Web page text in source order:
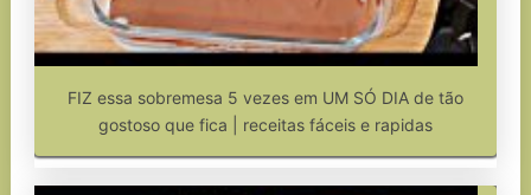
FIZ essa sobremesa 5 vezes em UM SÓ DIA de tão
gostoso que fica | receitas fáceis e rapidas